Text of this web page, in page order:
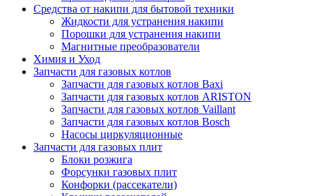
Средства от накипи для бытовой техники
Жидкости для устранения накипи
Порошки для устранения накипи
Магнитные преобразователи
Химия и Уход
Запчасти для газовых котлов
Запчасти для газовых котлов Baxi
Запчасти для газовых котлов ARISTON
Запчасти для газовых котлов Vaillant
Запчасти для газовых котлов Bosch
Насосы циркуляционные
Запчасти для газовых плит
Блоки розжига
Форсунки газовых плит
Конфорки (рассекатели)